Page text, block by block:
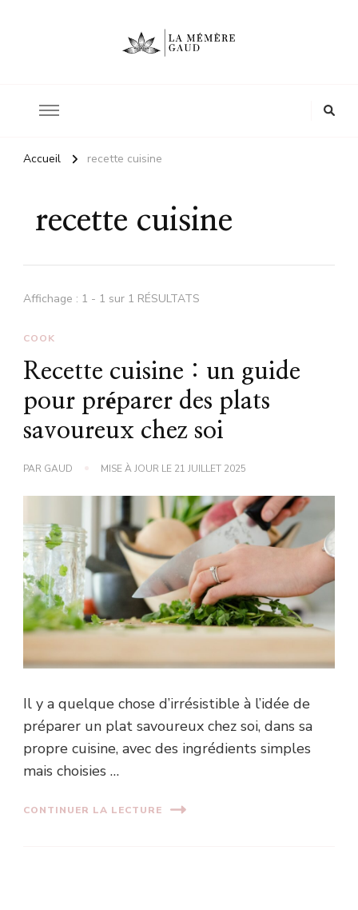
Accueil recette cuisine
recette cuisine
Affichage : 1 - 1 sur 1 RÉSULTATS
COOK
Recette cuisine : un guide
pour préparer des plats
savoureux chez soi
PAR GAUD MISE À JOUR LE 21 JUILLET 2025
Il y a quelque chose d’irrésistible à l’idée de
préparer un plat savoureux chez soi, dans sa
propre cuisine, avec des ingrédients simples
mais choisies …
CONTINUER LA LECTURE